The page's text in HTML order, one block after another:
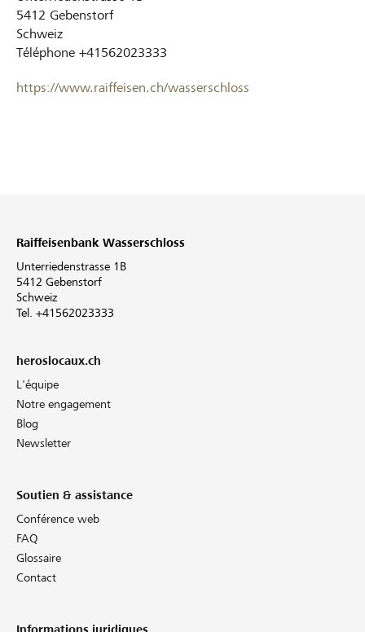
5412 Gebenstorf
Schweiz
Téléphone +41562023333
https://www.raiffeisen.ch/wasserschloss
Raiffeisenbank Wasserschloss
Unterriedenstrasse 1B
5412 Gebenstorf
Schweiz
Tel. +41562023333
heroslocaux.ch
L'équipe
Notre engagement
Blog
Newsletter
Soutien & assistance
Conférence web
FAQ
Glossaire
Contact
Informations juridiques